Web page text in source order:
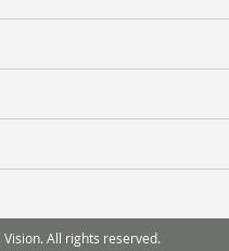
All rights reserved.